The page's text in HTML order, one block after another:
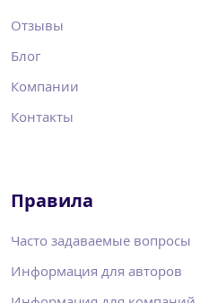
Отзывы
Блог
Компании
Контакты
Правила
Часто задаваемые вопросы
Информация для авторов